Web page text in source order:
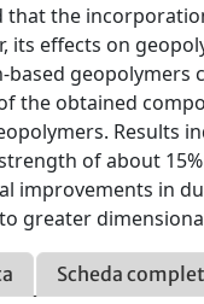
that the
its effects on
geopolymers
the obtained
Results
of about
improvements in
greater
Scheda